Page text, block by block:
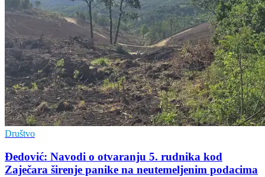
Društvo
Đedović: Navodi o otvaranju 5. rudnika kod
Zaječara širenje panike na neutemeljenim podacima